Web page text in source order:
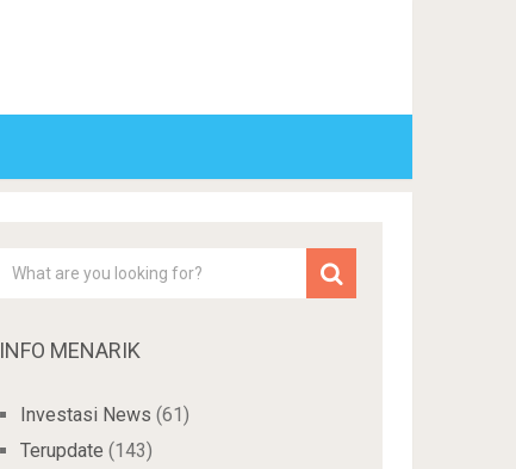
INFO MENARIK
Investasi News (61)
Terupdate (143)